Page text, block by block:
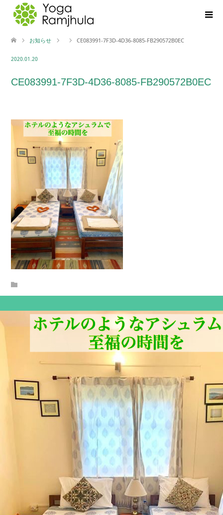
お知らせ CE083991-7F3D-4D36-8085-FB290572B0EC
2020.01.20
CE083991-7F3D-4D36-8085-FB290572B0EC